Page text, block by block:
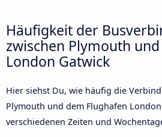
Häufigkeit der
zwischen Plymouth
London Gatwick
Hier siehst Du, wie häufig die
Plymouth und dem Flughafen
verschiedenen Zeiten und